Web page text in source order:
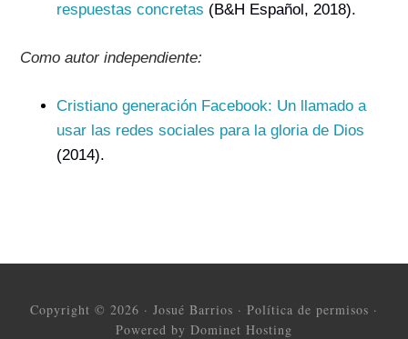
respuestas concretas (B&H Español, 2018).
Como autor independiente:
Cristiano generación Facebook: Un llamado a
usar las redes sociales para la gloria de Dios
(2014).
Copyright © 2026 · Josué Barrios · Política de permisos ·
Powered by Dominet Hosting